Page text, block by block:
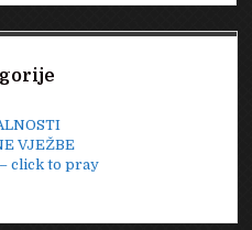
VJEŽBE
click to pray